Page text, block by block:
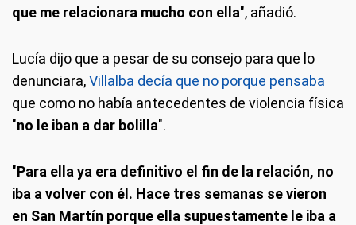
que me relacionara mucho con ella", añadió.
Lucía dijo que a pesar de su consejo para que lo
denunciara,Villalba decía que no porque pensaba
que como no había antecedentes de violencia física
"no le iban a dar bolilla".
"Para ella ya era definitivo el fin de la relación, no
iba a volver con él. Hace tres semanas se vieron
en San Martín porque ella supuestamente le iba a